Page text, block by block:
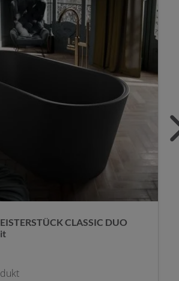
CLASSIC DUO